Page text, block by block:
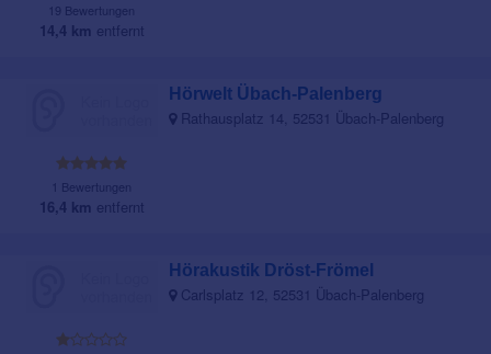
19 Bewertungen
14,4 km entfernt
1 Bewertungen
16,4 km entfernt
Hörwelt Übach-Palenberg
Rathausplatz 14, 52531 Übach-Palenberg
Hörakustik Dröst-Frömel
Carlsplatz 12, 52531 Übach-Palenberg